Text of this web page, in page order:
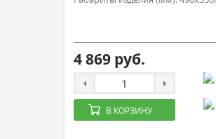
4 869 руб.
В КОРЗИНУ